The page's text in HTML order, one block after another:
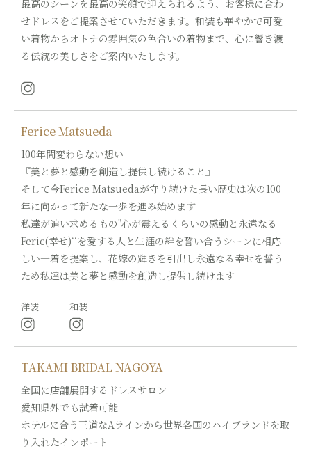
最高のシーンを最高の笑顔で迎えられるよう、お客様に合わ
せドレスをご提案させていただきます。和装も華やかで可愛
い着物からオトナの雰囲気の色合いの着物まで、心に響き渡
る伝統の美しさをご案内いたします。
Ferice Matsueda
100年間変わらない想い
『美と夢と感動を創造し提供し続けること』
そして今Ferice Matsuedaが守り続けた長い歴史は次の100
年に向かって新たな一歩を進み始めます
私達が追い求めるもの"心が震えるくらいの感動と永遠なる
Feric(幸せ)‘‘を愛する人と生涯の絆を誓い合うシーンに相応
しい一着を提案し、花嫁の輝きを引出し永遠なる幸せを誓う
ため私達は美と夢と感動を創造し提供し続けます
洋装 和装
TAKAMI BRIDAL NAGOYA
全国に店舗展開するドレスサロン
愛知県外でも試着可能
ホテルに合う王道なAラインから世界各国のハイブランドを取
り入れたインポート